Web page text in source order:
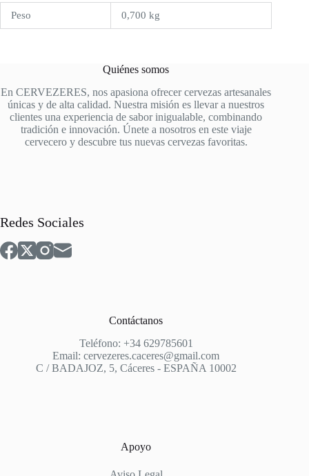
Peso 0,700 kg
Quiénes somos
En CERVEZERES, nos apasiona ofrecer cervezas artesanales
únicas y de alta calidad. Nuestra misión es llevar a nuestros
clientes una experiencia de sabor inigualable, combinando
tradición e innovación. Únete a nosotros en este viaje
cervecero y descubre tus nuevas cervezas favoritas.
Redes Sociales
Contáctanos
Teléfono: +34 629785601
Email: cervezeres.caceres@gmail.com
C / BADAJOZ, 5, Cáceres - ESPAÑA 10002
Apoyo